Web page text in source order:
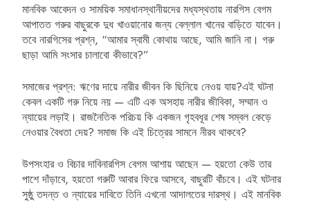
মানবিক আবেদন ও সাময়িক সমাধান স্থানীয়দের মধ্যস্থতায় নারগিস বেগম
আপাতত গরুর বাছুরকে দুধ খাওয়ানোর জন্য বেল্লাল খানের বাড়িতে যাবেন।
তবে নারগিসের প্রশ্ন, “আমার স্বামী কোথায় আছে, আমি জানি না। গরু
ছাড়া আমি সংসার চালাবো কীভাবে?”
সমাজের প্রশ্ন: ঋণের দায়ে নারীর জীবন কি ছিনিয়ে নেওয় যায়? এই ঘটনা
কেবল একটি গরু নিয়ে নয় — এটি এক অসহায় নারীর জীবিকা, সম্মান ও
ন্যায়ের লড়াই। রাজনৈতিক পরিচয় কি একজন গৃহবধূর শেষ সম্বল কেড়ে
নেওয়ার বৈধতা দেয়? সমাজ কি এই চিত্রের সামনে নীরব থাকবে?
উপসংহার ও বিচার দাবি নারগিস বেগম আশায় আছেন — হয়তো কেউ তার
পাশে দাঁড়াবে, হয়তো গরুটি আবার ফিরে আসবে, বাছুরটি বাঁচবে। এই ঘটনার
সুষ্ঠু তদন্ত ও ন্যায়ের দাবিতে তিনি এখনো আদালতের দারস্থ। এই মানবিক